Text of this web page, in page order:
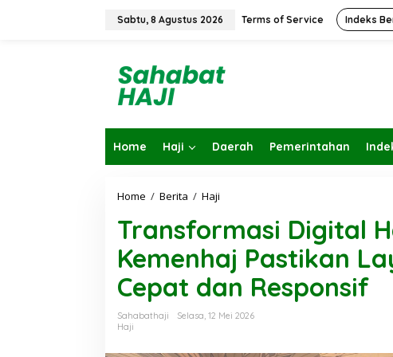
Sabtu, 8 Agustus 2026 Terms of Service Indeks
Home Haji Daerah Pemerintahan
Home / Berita / Haji
a
n
s
f
o
r
m
i
Transformasi Digital
Kemenhaj Pastikan
Cepat dan Responsif
Sahabathaji
Selasa, 12 Mei 2026
Haji